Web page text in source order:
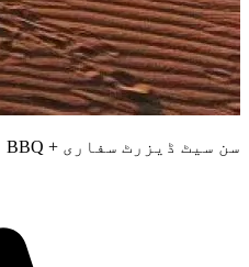
سن سیٹ ڈیزرٹ سفاری + BBQ